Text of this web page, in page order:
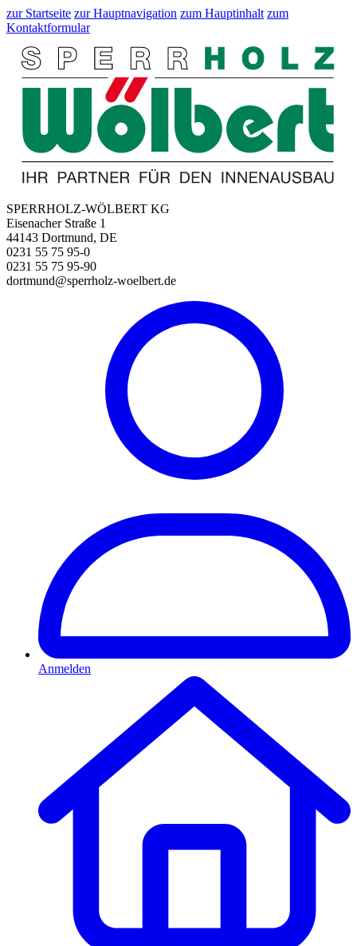
zur Startseite zur Hauptnavigation zum Hauptinhalt zum
Kontaktformular
SPERRHOLZ-WÖLBERT KG
Eisenacher Straße 1
44143 Dortmund, DE
0231 55 75 95-0
0231 55 75 95-90
dortmund@sperrholz-woelbert.de
Anmelden